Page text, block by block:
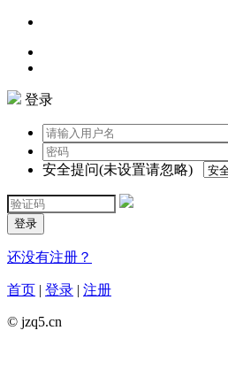
登录
安全提问(未设置请忽略)
登录
还没有注册？
首页 | 登录 | 注册
© jzq5.cn